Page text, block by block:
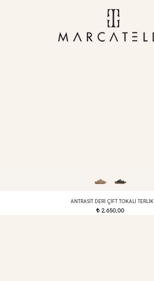
ANTRASIT DERI ÇIFT TOKALI TERLIK
t2.650,00